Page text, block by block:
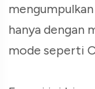
hanya dengan
mode seperti